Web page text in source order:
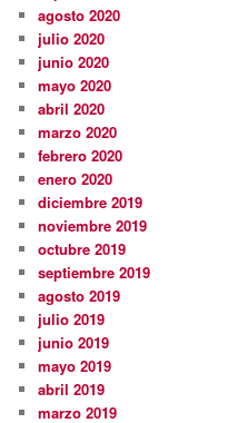
agosto 2020
julio 2020
junio 2020
mayo 2020
abril 2020
marzo 2020
febrero 2020
enero 2020
diciembre 2019
noviembre 2019
octubre 2019
septiembre 2019
agosto 2019
julio 2019
junio 2019
mayo 2019
abril 2019
marzo 2019